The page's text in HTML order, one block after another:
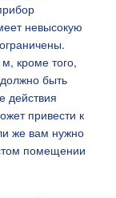
невысокую
кроме того,
быть
действия
привести к
же вам нужно
помещении